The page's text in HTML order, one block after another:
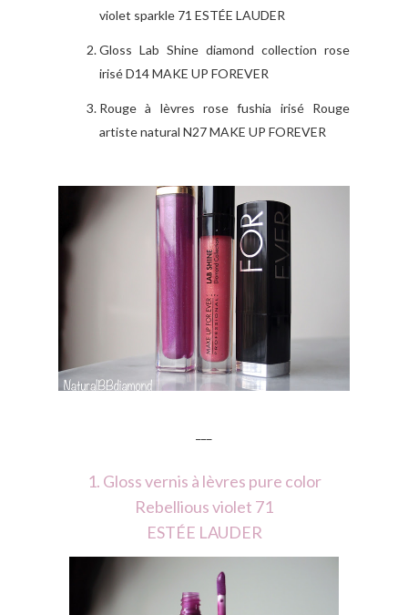
violet sparkle 71 ESTÉE LAUDER
Gloss Lab Shine diamond collection rose
irisé D14 MAKE UP FOREVER
Rouge à lèvres rose fushia irisé Rouge
artiste natural N27 MAKE UP FOREVER
1. Gloss vernis à lèvres pure color
Rebellious violet 71
ESTÉE LAUDER